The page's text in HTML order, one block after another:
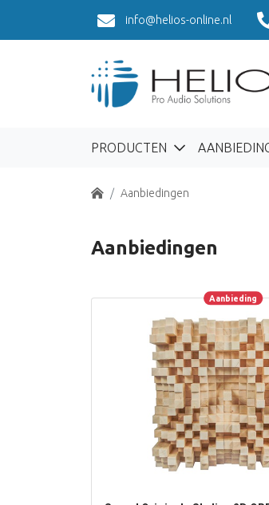
info@helios-online.nl
PRODUCTEN
Home Aanbiedingen
Aanbiedingen
Aanbieding